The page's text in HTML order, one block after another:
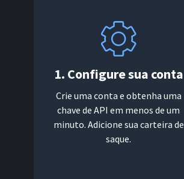
1. Configure sua conta
Crie uma conta e obtenha uma
chave de API em menos de um
minuto. Adicione sua carteira de
saque.